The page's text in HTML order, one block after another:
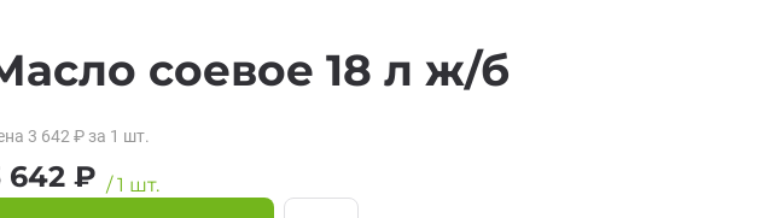
соевое 18 л ж/б
3 642 ₽ за 1 шт.
642 ₽ /1 шт.